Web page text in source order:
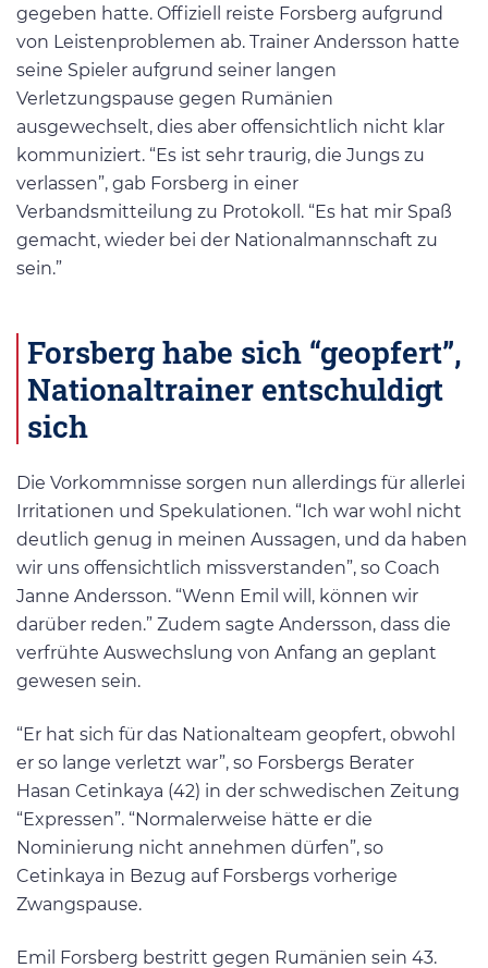
gegeben hatte. Offiziell reiste Forsberg aufgrund
von Leistenproblemen ab. Trainer Andersson hatte
seine Spieler aufgrund seiner langen
Verletzungspause gegen Rumänien
ausgewechselt, dies aber offensichtlich nicht klar
kommuniziert. “Es ist sehr traurig, die Jungs zu
verlassen”, gab Forsberg in einer
Verbandsmitteilung zu Protokoll. “Es hat mir Spaß
gemacht, wieder bei der Nationalmannschaft zu
sein.”
Forsberg habe sich “geopfert”,
Nationaltrainer entschuldigt
sich
Die Vorkommnisse sorgen nun allerdings für allerlei
Irritationen und Spekulationen. “Ich war wohl nicht
deutlich genug in meinen Aussagen, und da haben
wir uns offensichtlich missverstanden”, so Coach
Janne Andersson. “Wenn Emil will, können wir
darüber reden.” Zudem sagte Andersson, dass die
verfrühte Auswechslung von Anfang an geplant
gewesen sein.
“Er hat sich für das Nationalteam geopfert, obwohl
er so lange verletzt war”, so Forsbergs Berater
Hasan Cetinkaya (42) in der schwedischen Zeitung
“Expressen”. “Normalerweise hätte er die
Nominierung nicht annehmen dürfen”, so
Cetinkaya in Bezug auf Forsbergs vorherige
Zwangspause.
Emil Forsberg bestritt gegen Rumänien sein 43.